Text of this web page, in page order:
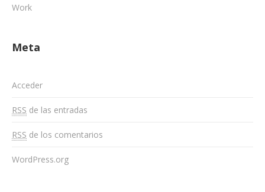
Work
Meta
Acceder
RSS de las entradas
RSS de los comentarios
WordPress.org